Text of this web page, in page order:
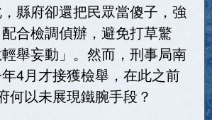
縣府卻還把民眾當傻子，強
合檢調偵辦，避免打草驚
舉妄動」。然而，刑事局南
4月才接獲檢舉，在此之前
何以未展現鐵腕手段？